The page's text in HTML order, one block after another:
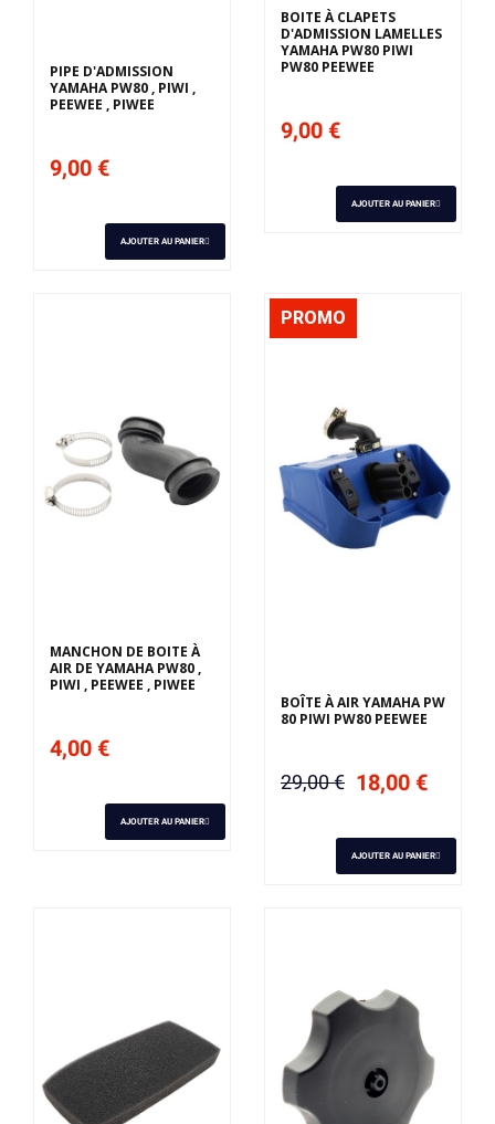
PIPE D'ADMISSION
YAMAHA PW80 , PIWI ,
PEEWEE , PIWEE
9,00 €
AJOUTER AU PANIER
BOITE À CLAPETS
D'ADMISSION LAMELLES
YAMAHA PW80 PIWI
PW80 PEEWEE
9,00 €
AJOUTER AU PANIER
MANCHON DE BOITE À
AIR DE YAMAHA PW80 ,
PIWI , PEEWEE , PIWEE
4,00 €
AJOUTER AU PANIER
PROMO
BOÎTE À AIR YAMAHA PW
80 PIWI PW80 PEEWEE
29,00 € 18,00 €
AJOUTER AU PANIER